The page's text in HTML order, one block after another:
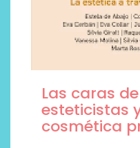
Las caras
esteticistas
cosmética